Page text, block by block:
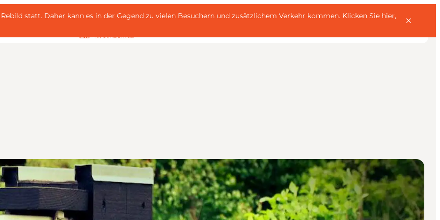
statt. Daher kann es in der Gegend zu vielen Besuchern und zusätzlichem Verkehr kommen. Klicken Sie hier,